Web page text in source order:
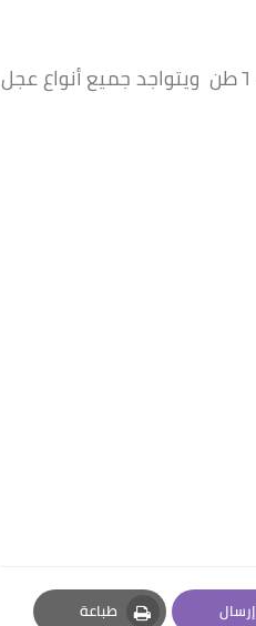
جدير بالذكر أن جميع أنواع العجل حمولات من ١٠٠ كيلو علي العجلة حتى مقاسات ٦ طن ويتواجد جميع أنواع عجل
إرسال طباعة